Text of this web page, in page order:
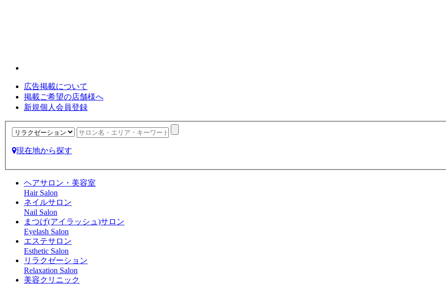
広告掲載について
掲載ご希望の店舗様へ
新規個人会員登録
現在地から探す
ヘアサロン・美容室
Hair Salon
ネイルサロン
Nail Salon
まつげ(アイラッシュ)サロン
Eyelash Salon
エステサロン
Esthetic Salon
リラクゼーション
Relaxation Salon
美容クリニック